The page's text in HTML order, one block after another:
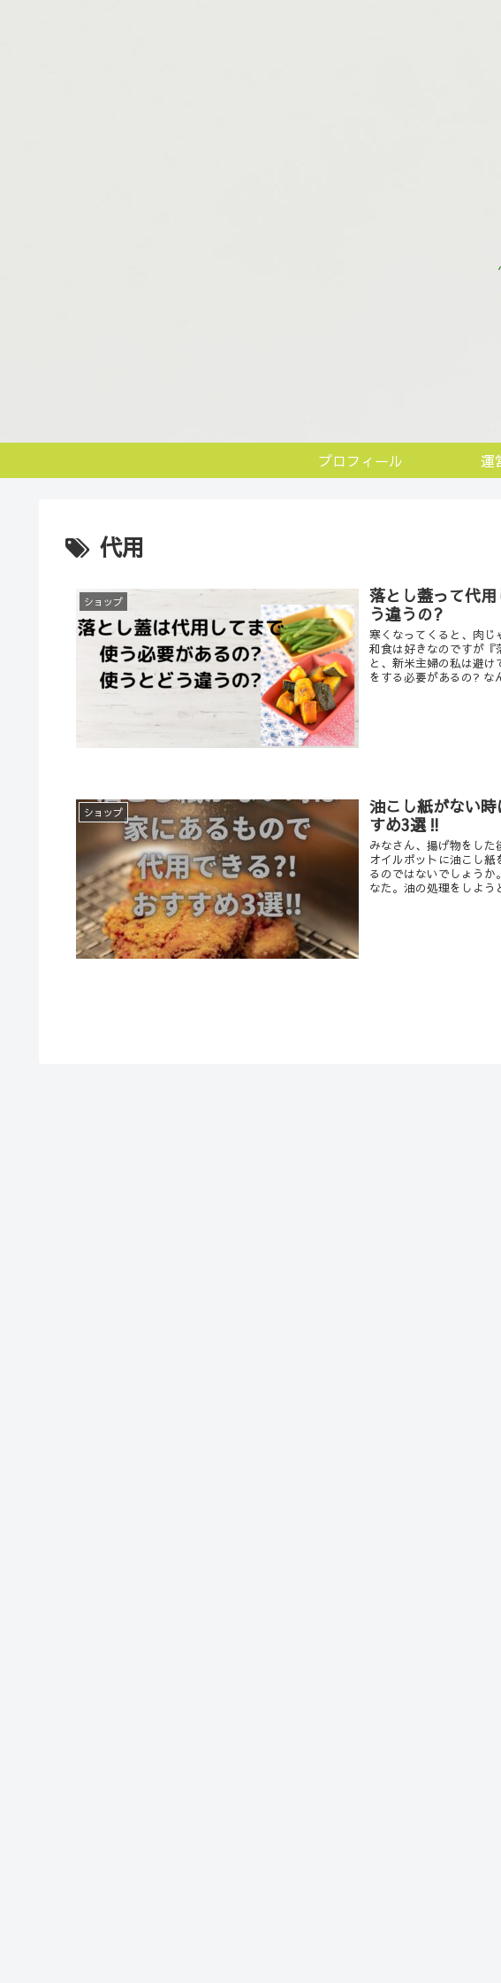
プロフィール 運
代用
ショップ
落とし蓋って代
う違うの?
寒くなってくると、肉じ
和食は好きなのですが『
と、新米主婦の私は避
をする必要があるの? な
ショップ
油こし紙がない
すめ3選‼︎
みなさん、揚げ物をした
オイルポットに油こし紙
るのではないでしょう
なた。油の処理をしよう